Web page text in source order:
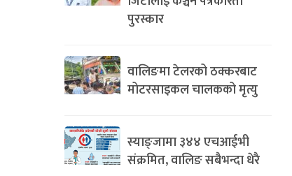
पुरस्कार
वालिङमा टेलरको ठक्करबाट
मोटरसाइकल चालकको मृत्यु
स्याङ्जामा ३४४ एचआईभी
संक्रमित, वालिङ सबैभन्दा धेरै